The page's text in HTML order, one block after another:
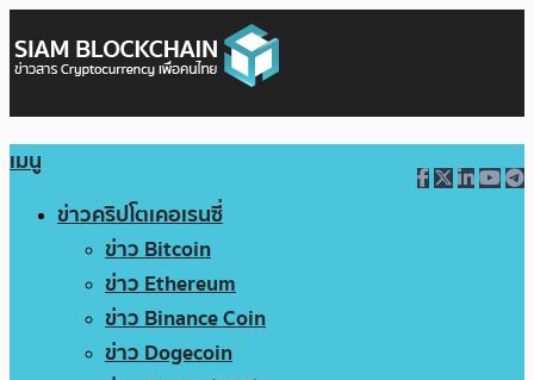
เมนู
ข่าวคริปโตเคอเรนซี่
ข่าว Bitcoin
ข่าว Ethereum
ข่าว Binance Coin
ข่าว Dogecoin